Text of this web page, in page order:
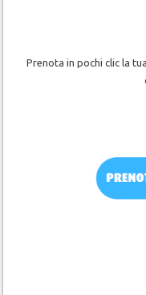
Prenota in pochi clic la